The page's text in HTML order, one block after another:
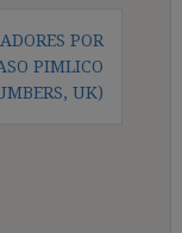
POR
PIMLICO
UK)